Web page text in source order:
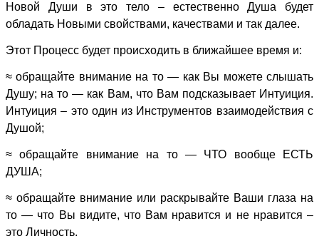
Новой Души в это тело – естественно Душа будет
обладать Новыми свойствами, качествами и так далее.
Этот Процесс будет происходить в ближайшее время и:
≈ обращайте внимание на то — как Вы можете слышать
Душу; на то — как Вам, что Вам подсказывает Интуиция.
Интуиция – это один из Инструментов взаимодействия с
Душой;
≈ обращайте внимание на то — ЧТО вообще ЕСТЬ
ДУША;
≈ обращайте внимание или раскрывайте Ваши глаза на
то — что Вы видите, что Вам нравится и не нравится –
это Личность.